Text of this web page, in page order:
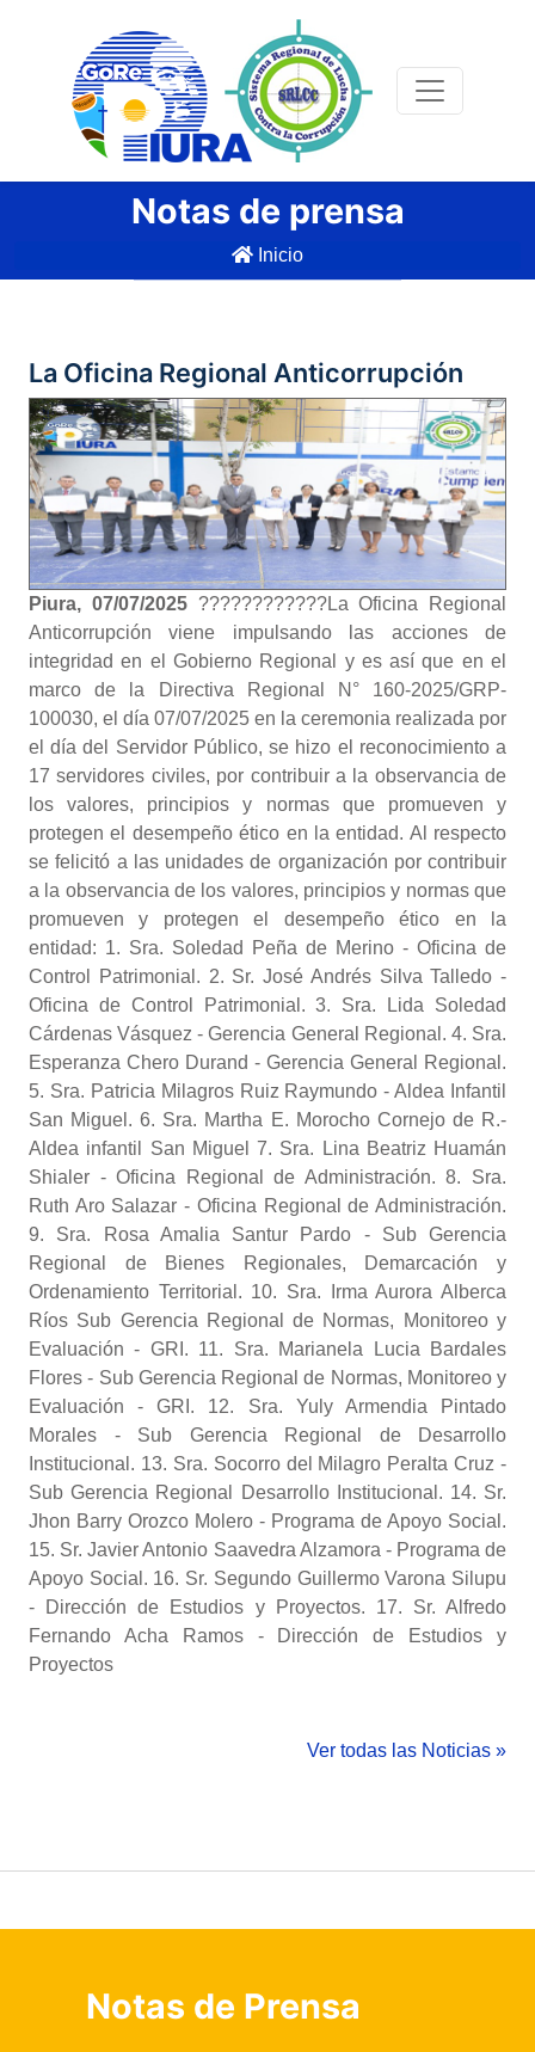
Notas de prensa
Inicio
La Oficina Regional Anticorrupción
Piura, 07/07/2025 ????????‍????La Oficina Regional
Anticorrupción viene impulsando las acciones de
integridad en el Gobierno Regional y es así que en el
marco de la Directiva Regional N° 160-2025/GRP-
100030, el día 07/07/2025 en la ceremonia realizada por
el día del Servidor Público, se hizo el reconocimiento a
17 servidores civiles, por contribuir a la observancia de
los valores, principios y normas que promueven y
protegen el desempeño ético en la entidad. Al respecto
se felicitó a las unidades de organización por contribuir
a la observancia de los valores, principios y normas que
promueven y protegen el desempeño ético en la
entidad: 1. Sra. Soledad Peña de Merino - Oficina de
Control Patrimonial. 2. Sr. José Andrés Silva Talledo -
Oficina de Control Patrimonial. 3. Sra. Lida Soledad
Cárdenas Vásquez - Gerencia General Regional. 4. Sra.
Esperanza Chero Durand - Gerencia General Regional.
5. Sra. Patricia Milagros Ruiz Raymundo - Aldea Infantil
San Miguel. 6. Sra. Martha E. Morocho Cornejo de R.-
Aldea infantil San Miguel 7. Sra. Lina Beatriz Huamán
Shialer - Oficina Regional de Administración. 8. Sra.
Ruth Aro Salazar - Oficina Regional de Administración.
9. Sra. Rosa Amalia Santur Pardo - Sub Gerencia
Regional de Bienes Regionales, Demarcación y
Ordenamiento Territorial. 10. Sra. Irma Aurora Alberca
Ríos Sub Gerencia Regional de Normas, Monitoreo y
Evaluación - GRI. 11. Sra. Marianela Lucia Bardales
Flores - Sub Gerencia Regional de Normas, Monitoreo y
Evaluación - GRI. 12. Sra. Yuly Armendia Pintado
Morales - Sub Gerencia Regional de Desarrollo
Institucional. 13. Sra. Socorro del Milagro Peralta Cruz -
Sub Gerencia Regional Desarrollo Institucional. 14. Sr.
Jhon Barry Orozco Molero - Programa de Apoyo Social.
15. Sr. Javier Antonio Saavedra Alzamora - Programa de
Apoyo Social. 16. Sr. Segundo Guillermo Varona Silupu
- Dirección de Estudios y Proyectos. 17. Sr. Alfredo
Fernando Acha Ramos - Dirección de Estudios y
Proyectos
Ver todas las Noticias »
Notas de Prensa